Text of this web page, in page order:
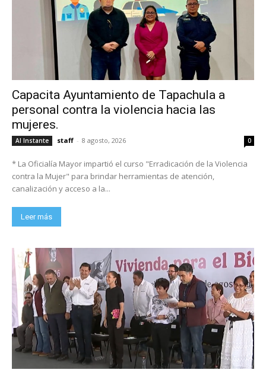
Capacita Ayuntamiento de Tapachula a
personal contra la violencia hacia las
mujeres.
Al Instante staff - 8 agosto, 2026 0
* La Oficialía Mayor impartió el curso "Erradicación de la Violencia
contra la Mujer" para brindar herramientas de atención,
canalización y acceso a la...
Leer más